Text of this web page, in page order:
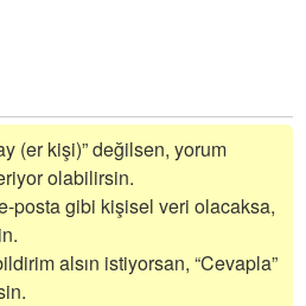
(er kişi)” değilsen, yorum
olabilirsin.
posta gibi kişisel veri olacaksa,
alsın istiyorsan, “Cevapla”